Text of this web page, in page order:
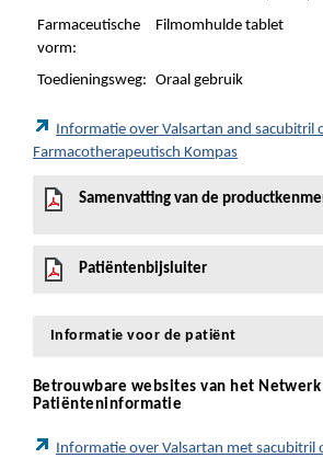
Farmaceutische
vorm:
Filmomhulde tablet
Toedieningsweg: Oraal gebruik
Informatie over Valsartan and sacubitril
Farmacotherapeutisch Kompas
Samenvatting van de
Patiëntenbijsluiter
Informatie voor de patiënt
Betrouwbare websites van het Netwerk
Patiënteninformatie
Informatie over Valsartan met sacubitril